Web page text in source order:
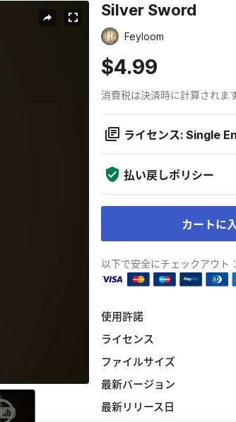
Silver Sword
Feyloom
$4.99
消費税は決済時に計算されま
ライセンス: Single
払い戻しポリシー
カートに
以下で安全にチェックアウト：
使用許諾
ライセンス
ファイルサイズ
最新バージョン
最新リリース日